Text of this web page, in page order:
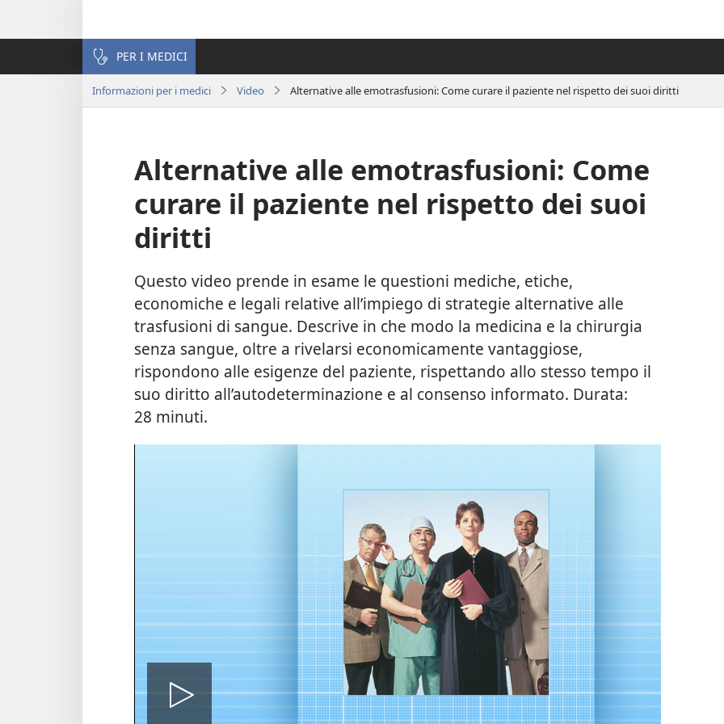
PER I MEDICI
Informazioni per i medici Video Alternative alle emotrasfusioni: Come curare il paziente nel rispetto dei suoi diritti
Alternative alle emotrasfusioni: Come
curare il paziente nel rispetto dei suoi
diritti
Questo video prende in esame le questioni mediche, etiche,
economiche e legali relative all’impiego di strategie alternative alle
trasfusioni di sangue. Descrive in che modo la medicina e la chirurgia
senza sangue, oltre a rivelarsi economicamente vantaggiose,
rispondono alle esigenze del paziente, rispettando allo stesso tempo il
suo diritto all’autodeterminazione e al consenso informato. Durata:
28 minuti.